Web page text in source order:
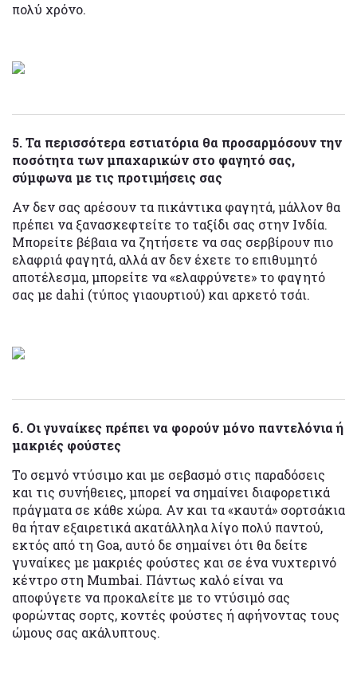
πολύ χρόνο.
5. Τα περισσότερα εστιατόρια θα προσαρμόσουν την
ποσότητα των μπαχαρικών στο φαγητό σας,
σύμφωνα με τις προτιμήσεις σας
Αν δεν σας αρέσουν τα πικάντικα φαγητά, μάλλον θα
πρέπει να ξανασκεφτείτε το ταξίδι σας στην Ινδία.
Μπορείτε βέβαια να ζητήσετε να σας σερβίρουν πιο
ελαφριά φαγητά, αλλά αν δεν έχετε το επιθυμητό
αποτέλεσμα, μπορείτε να «ελαφρύνετε» το φαγητό
σας με dahi (τύπος γιαουρτιού) και αρκετό τσάι.
6. Οι γυναίκες πρέπει να φορούν μόνο παντελόνια ή
μακριές φούστες
Το σεμνό ντύσιμο και με σεβασμό στις παραδόσεις
και τις συνήθειες, μπορεί να σημαίνει διαφορετικά
πράγματα σε κάθε χώρα. Αν και τα «καυτά» σορτσάκια
θα ήταν εξαιρετικά ακατάλληλα λίγο πολύ παντού,
εκτός από τη Goa, αυτό δε σημαίνει ότι θα δείτε
γυναίκες με μακριές φούστες και σε ένα νυχτερινό
κέντρο στη Mumbai. Πάντως καλό είναι να
αποφύγετε να προκαλείτε με το ντύσιμό σας
φορώντας σορτς, κοντές φούστες ή αφήνοντας τους
ώμους σας ακάλυπτους.